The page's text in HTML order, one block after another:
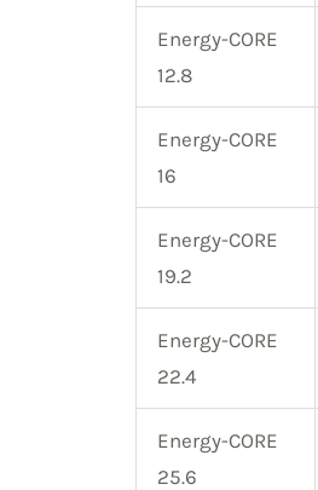
Energy-CORE
12.8
Energy-CORE
16
Energy-CORE
19.2
Energy-CORE
22.4
Energy-CORE
25.6